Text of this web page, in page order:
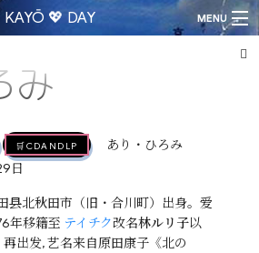
💖 DAY MENU
み
🛒CDandLP あり・ひろみ
日
县北秋田市（旧・合川町）出身。爱
年移籍至 テイチク改名林ルリ子以
再出发, 艺名来自原田康子《北の